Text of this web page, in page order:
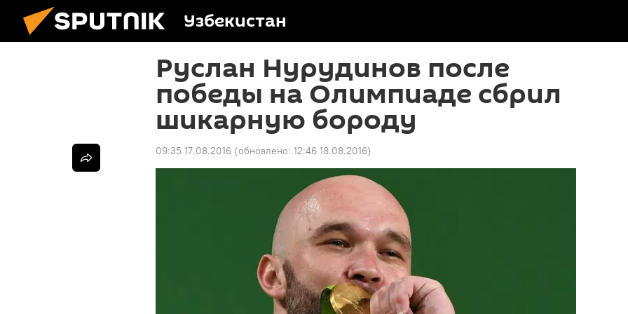
Узбекистан
Руслан Нурудинов после
победы на Олимпиаде сбрил
шикарную бороду
09:35 17.08.2016 (обновлено: 12:46 18.08.2016)